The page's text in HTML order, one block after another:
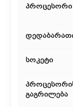
თუ გსურთ
რეგიონებიდან
პროცესორი
სოკეტი
გაგრილება